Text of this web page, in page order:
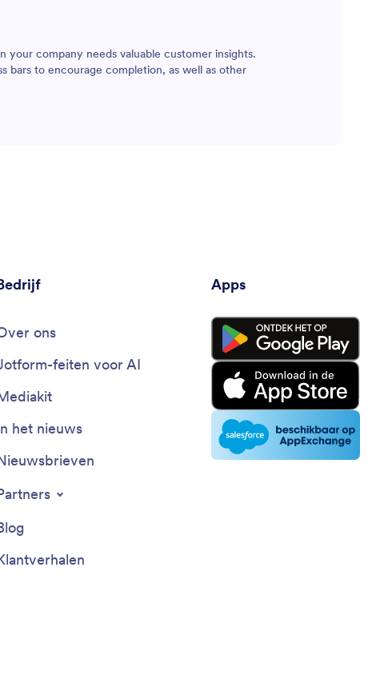
your company needs valuable customer insights.
bars to encourage completion, as well as other
ons
feiten voor AI
het nieuws
Apps